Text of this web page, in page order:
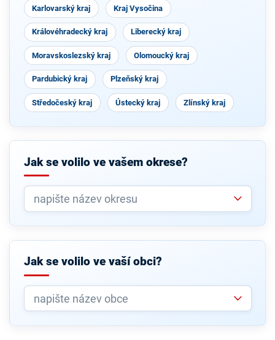
Karlovarský kraj Kraj Vysočina
Královéhradecký kraj Liberecký kraj
Moravskoslezský kraj Olomoucký kraj
Pardubický kraj Plzeňský kraj
Středočeský kraj Ústecký kraj Zlínský kraj
Jak se volilo ve vašem okrese?
Jak se volilo ve vaší obci?